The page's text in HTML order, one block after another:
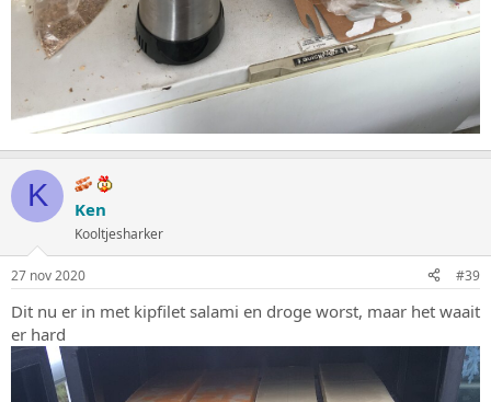
K Ken
Kooltjesharker
27 nov 2020 #39
Dit nu er in met kipfilet salami en droge worst, maar het waait
er hard